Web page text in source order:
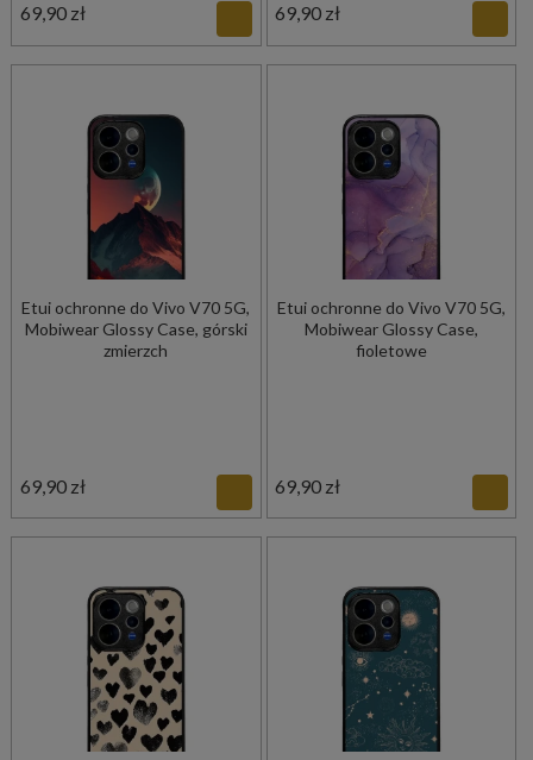
69,90 zł 69,90 zł
Etui ochronne do Vivo V70 5G,
Mobiwear Glossy Case, górski
zmierzch
69,90 zł
Etui ochronne do Vivo V70 5G,
Mobiwear Glossy Case,
fioletowe
69,90 zł